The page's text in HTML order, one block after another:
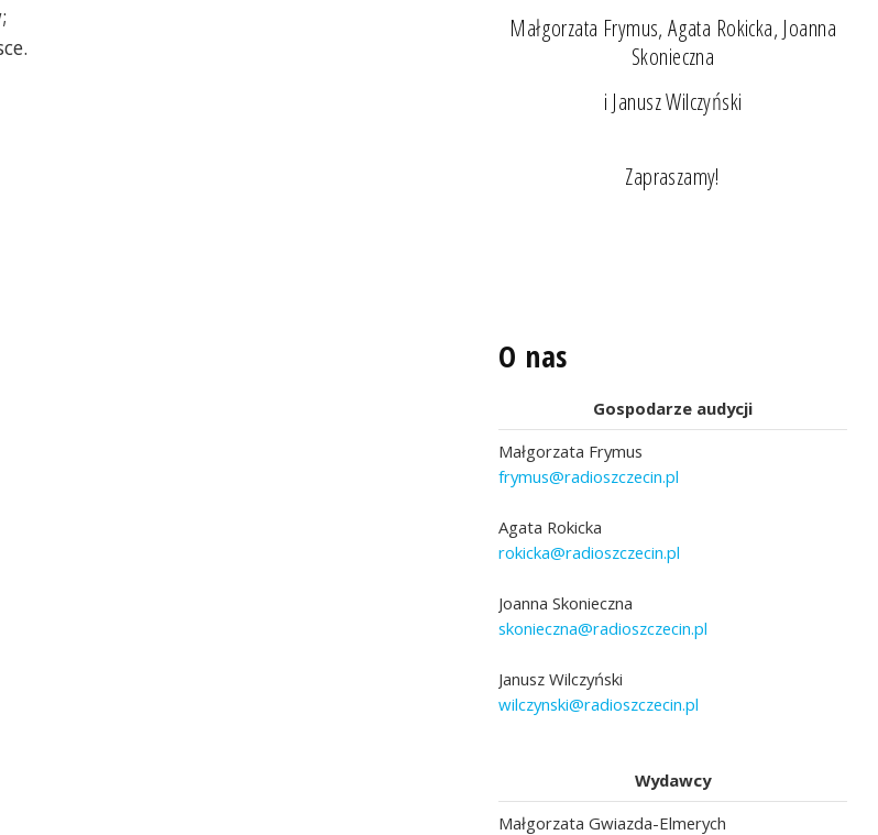
Małgorzata Frymus, Agata Rokicka, Joanna
Skonieczna
i Janusz Wilczyński
Zapraszamy!
O nas
Gospodarze audycji
Małgorzata Frymus
frymus@radioszczecin.pl
Agata Rokicka
rokicka@radioszczecin.pl
Joanna Skonieczna
skonieczna@radioszczecin.pl
Janusz Wilczyński
wilczynski@radioszczecin.pl
Wydawcy
Małgorzata Gwiazda-Elmerych